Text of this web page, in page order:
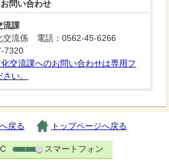
お問い合わせ
流課
交流係 電話：0562-45-6266
7320
交流課へのお問い合わせは専用フ
い。
戻る トップページへ戻る
スマートフォン